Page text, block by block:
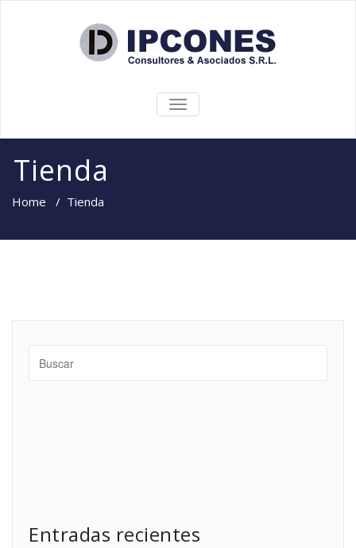
CAMBIAR
NAVEGACIÓN
Tienda
Home / Tienda
Entradas recientes